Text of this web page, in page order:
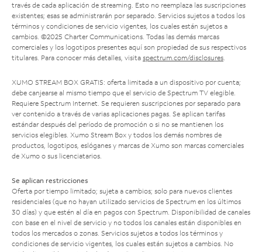
través de cada aplicación de streaming. Esto no reemplaza las suscripciones
existentes; esas se administrarán por separado. Servicios sujetos a todos los
términos y condiciones de servicio vigentes, los cuales están sujetos a
cambios. ©2025 Charter Communications. Todas las demás marcas
comerciales y los logotipos presentes aquí son propiedad de sus respectivos
titulares. Para conocer más detalles, visita spectrum.com/disclosures.
XUMO STREAM BOX GRATIS: oferta limitada a un dispositivo por cuenta;
debe canjearse al mismo tiempo que el servicio de Spectrum TV elegible.
Requiere Spectrum Internet. Se requieren suscripciones por separado para
ver contenido a través de varias aplicaciones pagas. Se aplican tarifas
estándar después del período de promoción o si no se mantienen los
servicios elegibles. Xumo Stream Box y todos los demás nombres de
productos, logotipos, eslóganes y marcas de Xumo son marcas comerciales
de Xumo o sus licenciatarios.
Se aplican restricciones
Oferta por tiempo limitado; sujeta a cambios; solo para nuevos clientes
residenciales (que no hayan utilizado servicios de Spectrum en los últimos
30 días) y que estén al día en pagos con Spectrum. Disponibilidad de canales
con base en el nivel de servicio y no todos los canales están disponibles en
todos los mercados o zonas. Servicios sujetos a todos los términos y
condiciones de servicio vigentes, los cuales están sujetos a cambios. No